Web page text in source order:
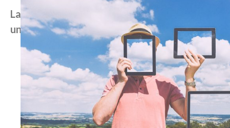
La seguridad lógica es un aspecto básico de
un sistema industrial validado.
Adecuado ciclo de vida de las cuentas de
acceso a los sistemas industriales.
Utilización de cuentas nominales a
efectos de asignación de perfiles de
acceso y seguimiento de actividad.